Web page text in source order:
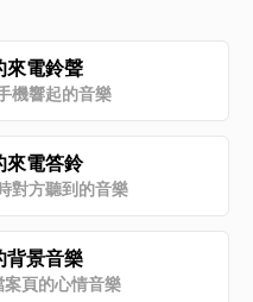
來電鈴聲
機響起的音樂
來電答鈴
對方聽到的音樂
背景音樂
頁的心情音樂